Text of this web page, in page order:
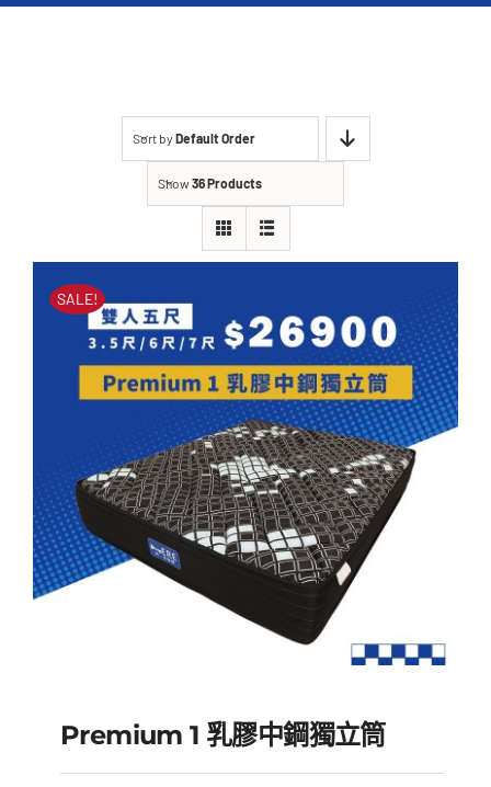
Sort by Default Order
Show36 Products
SALE!
Premium 1 乳膠中鋼獨立筒